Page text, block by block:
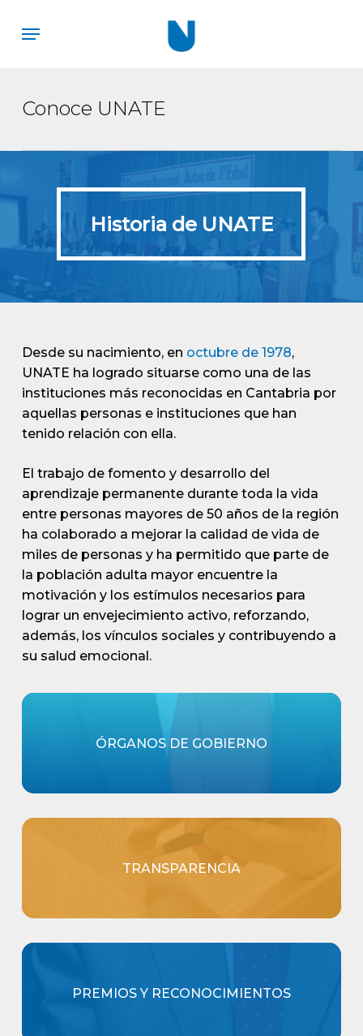
Menu
Conoce UNATE
Historia de UNATE
Historia de UNATE
Desde su nacimiento, en octubre de 1978,
UNATE ha logrado situarse como una de las
instituciones más reconocidas en Cantabria por
aquellas personas e instituciones que han
tenido relación con ella.
El trabajo de fomento y desarrollo del
aprendizaje permanente durante toda la vida
entre personas mayores de 50 años de la región
ha colaborado a mejorar la calidad de vida de
miles de personas y ha permitido que parte de
la población adulta mayor encuentre la
motivación y los estímulos necesarios para
lograr un envejecimiento activo, reforzando,
además, los vínculos sociales y contribuyendo a
su salud emocional.
ÓRGANOS DE GOBIERNO
TRANSPARENCIA
PREMIOS Y RECONOCIMIENTOS